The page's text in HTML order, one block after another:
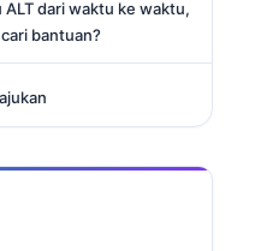
ALT dari waktu ke waktu,
bantuan?